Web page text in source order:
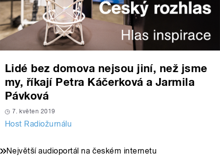
Lidé bez domova nejsou jiní, než jsme
my, říkají Petra Káčerková a Jarmila
Pávková
7. květen 2019
Host Radiožurnálu
Největší audioportál na českém internetu